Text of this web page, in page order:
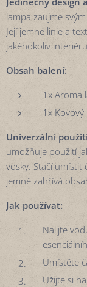
lampa zaujme
Její jemné linie a
jakéhokoliv
Obsah balení:
1x Aroma
1x Kovový
Univerzální
umožňuje použití
vosky. Stačí umístit
jemně zahřívá
Jak používat:
Nalijte
Umístěte
Užijte si